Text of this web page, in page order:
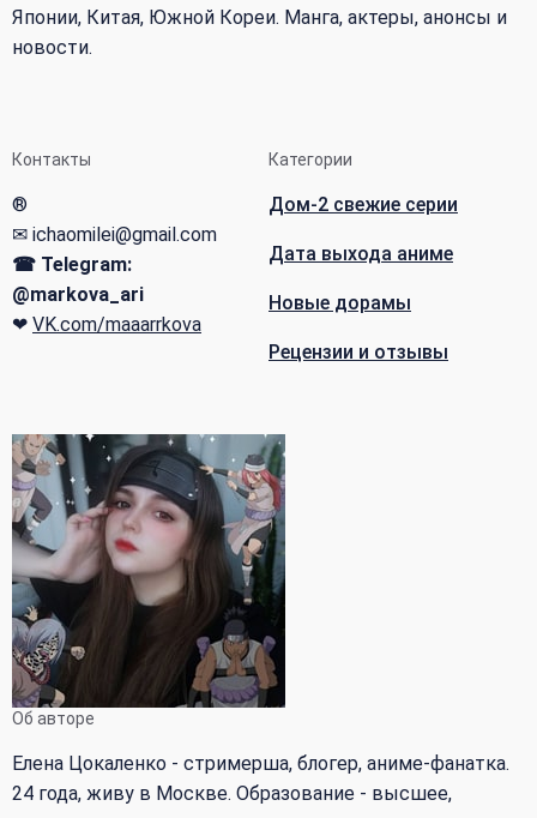
Японии, Китая, Южной Кореи. Манга, актеры, анонсы и
новости.
Контакты
®
✉ ichaomilei@gmail.com
☎ Telegram:
@markova_ari
❤ VK.com/maaarrkova
Категории
Дом-2 свежие серии
Дата выхода аниме
Новые дорамы
Рецензии и отзывы
Об авторе
Елена Цокаленко - стримерша, блогер, аниме-фанатка.
24 года, живу в Москве. Образование - высшее,